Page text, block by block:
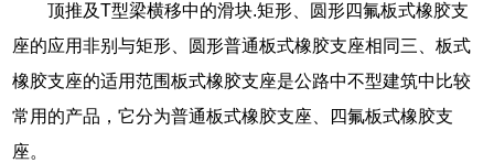
顶推及T型梁横移中的滑块.矩形、圆形四氟板式橡胶支
座的应用非别与矩形、圆形普通板式橡胶支座相同三、板式
橡胶支座的适用范围板式橡胶支座是公路中不型建筑中比较
常用的产品，它分为普通板式橡胶支座、四氟板式橡胶支
座。